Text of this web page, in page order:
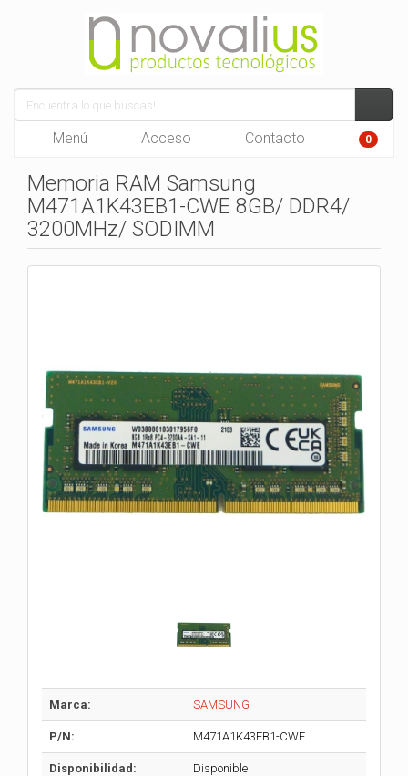
Menú Acceso Contacto 0
Memoria RAM Samsung
M471A1K43EB1-CWE 8GB/ DDR4/
3200MHz/ SODIMM
Marca: SAMSUNG
P/N: M471A1K43EB1-CWE
Disponibilidad: Disponible